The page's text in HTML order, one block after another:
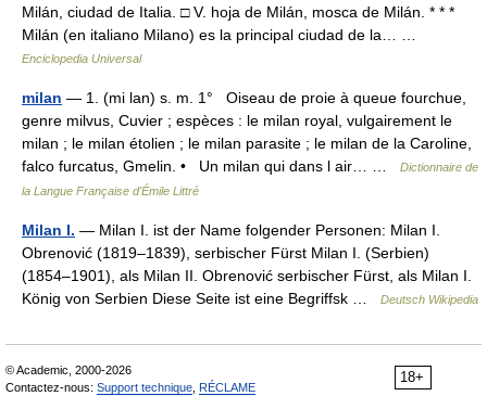
Milán, ciudad de Italia. □ V. hoja de Milán, mosca de Milán. * * *
Milán (en italiano Milano) es la principal ciudad de la… …
Enciclopedia Universal
milan — 1. (mi lan) s. m. 1° Oiseau de proie à queue fourchue,
genre milvus, Cuvier ; espèces : le milan royal, vulgairement le
milan ; le milan étolien ; le milan parasite ; le milan de la Caroline,
falco furcatus, Gmelin. • Un milan qui dans l air… …
Dictionnaire de
la Langue Française d'Émile Littré
Milan I. — Milan I. ist der Name folgender Personen: Milan I.
Obrenović (1819–1839), serbischer Fürst Milan I. (Serbien)
(1854–1901), als Milan II. Obrenović serbischer Fürst, als Milan I.
König von Serbien Diese Seite ist eine Begriffsk …
Deutsch Wikipedia
18+
© Academic, 2000-2026
Contactez-nous: Support technique RÉCLAME